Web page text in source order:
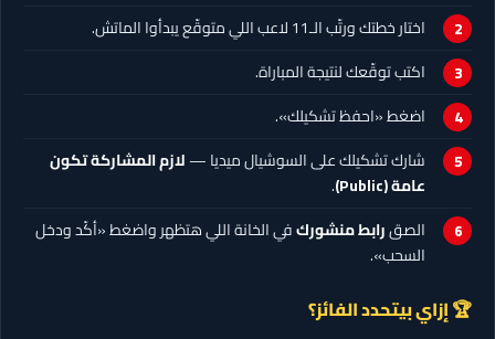
اختار خطتك ورتّب الـ11 لاعب اللي متوقّع يبدأوا الماتش.
اكتب توقّعك لنتيجة المباراة.
اضغط «احفظ تشكيلك».
شارك تشكيلك على السوشيال ميديا —لازم المشاركة تكون
عامة (Public)
.
الصقرابط منشوركفي الخانة اللي هتظهر واضغط «أكّد ودخل
السحب».
🏆 إزاي بيتحدد الفائز؟